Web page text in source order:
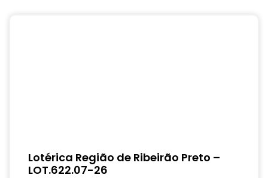
Lotérica Região de Ribeirão Preto –
LOT.622.07-26